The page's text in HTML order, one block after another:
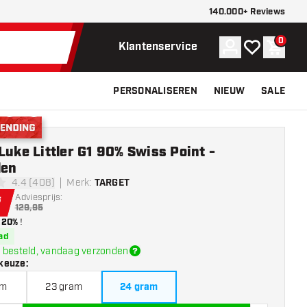
140.000+ Reviews
Klantenservice Account
Mijn 0
PERSONALISEREN NIEUW SALE
4.4 (408) Merk: TARGET
Littler G1 90% Swiss Point -
Adviesprijs:
129,95
20% !
vandaag verzonden
:
23 gram 24 gram